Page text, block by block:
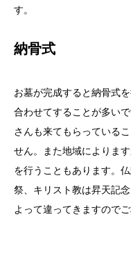
す。
納骨式
お墓が完成すると納骨式
合わせてすることが多い
さんも来てもらっている
せん。また地域によりま
を行うこともあります。
祭、キリスト教は昇天記
よって違ってきますのでご